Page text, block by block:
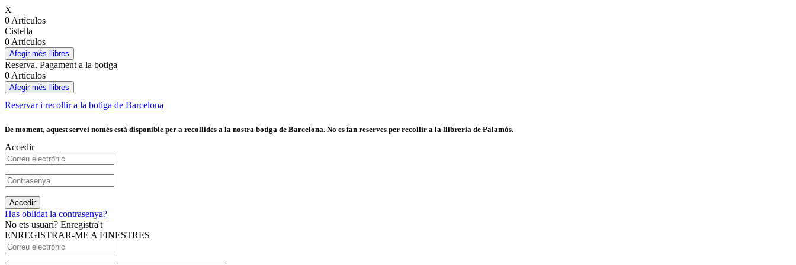
X
0 Artículos
Cistella
0 Artículos
Afegir més llibres
Reserva. Pagament a la botiga
0 Artículos
Afegir més llibres
Reservar i recollir a la botiga de Barcelona
De moment, aquest servei només està disponible per a recollides a la nostra botiga de Barcelona. No es fan reserves per recollir a la llibreria de Palamós.
Accedir
Accedir
Has oblidat la contrasenya?
No ets usuari? Enregistra't
ENREGISTRAR-ME A FINESTRES